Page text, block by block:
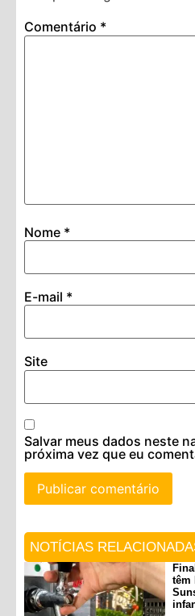
Comentário *
Nome *
E-mail *
Site
Salvar meus dados neste
próxima vez que eu
NOTÍCIAS
têm